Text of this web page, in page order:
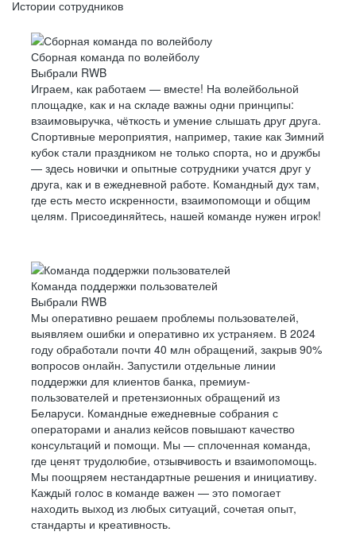
Истории сотрудников
Сборная команда по волейболу
Выбрали RWB
Играем, как работаем — вместе! На волейбольной
площадке, как и на складе важны одни принципы:
взаимовыручка, чёткость и умение слышать друг друга.
Спортивные мероприятия, например, такие как Зимний
кубок стали праздником не только спорта, но и дружбы
— здесь новички и опытные сотрудники учатся друг у
друга, как и в ежедневной работе. Командный дух там,
где есть место искренности, взаимопомощи и общим
целям. Присоединяйтесь, нашей команде нужен игрок!
Команда поддержки пользователей
Выбрали RWB
Мы оперативно решаем проблемы пользователей,
выявляем ошибки и оперативно их устраняем. В 2024
году обработали почти 40 млн обращений, закрыв 90%
вопросов онлайн. Запустили отдельные линии
поддержки для клиентов банка, премиум-
пользователей и претензионных обращений из
Беларуси. Командные ежедневные собрания с
операторами и анализ кейсов повышают качество
консультаций и помощи. Мы — сплоченная команда,
где ценят трудолюбие, отзывчивость и взаимопомощь.
Мы поощряем нестандартные решения и инициативу.
Каждый голос в команде важен — это помогает
находить выход из любых ситуаций, сочетая опыт,
стандарты и креативность.